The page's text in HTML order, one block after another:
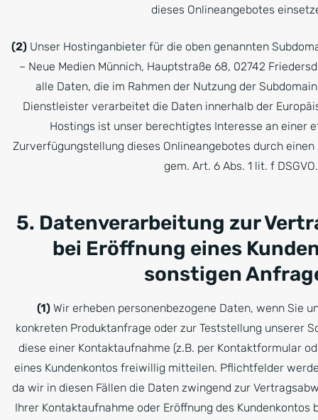
dieses Onlineangebotes
(2) Unser Hostinganbieter für die oben genannten
– Neue Medien Münnich, Hauptstraße 68, 02742
alle Daten, die im Rahmen der Nutzung der
Dienstleister verarbeitet die Daten innerhalb der
Hostings ist unser berechtigtes Interesse an einer
Zurverfügungstellung dieses Onlineangebotes durch
gem. Art. 6 Abs. 1 lit. f DSGVO.
5. Datenverarbeitung zur
bei Eröffnung eines
sonstigen
(1)Wir erheben personenbezogene Daten, wenn Sie
konkreten Produktanfrage oder zur Teststellung unserer
diese einer Kontaktaufnahme (z.B. per Kontaktformular
eines Kundenkontos freiwillig mitteilen. Pflichtfelder
da wir in diesen Fällen die Daten zwingend zur
Ihrer Kontaktaufnahme oder Eröffnung des Kundenkontos